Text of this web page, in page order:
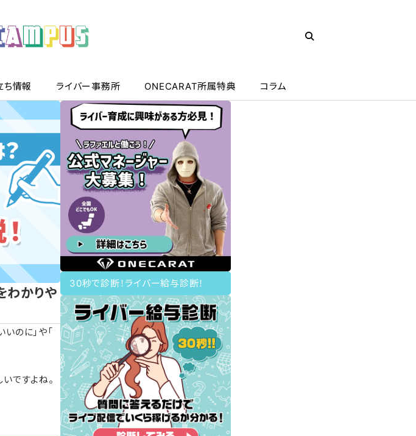
ち情報 ライバー事務所 ONECARAT所属特典 コラム
わかりや
のに」や「
ですよね。
30秒で診断！ライバー給与診断！